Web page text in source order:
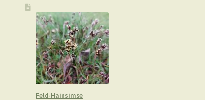
Aronstab
unterscheiden
Feld-Hainsimse